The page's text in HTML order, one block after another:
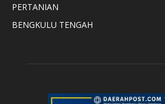
PERTANIAN
BENGKULU TENGAH